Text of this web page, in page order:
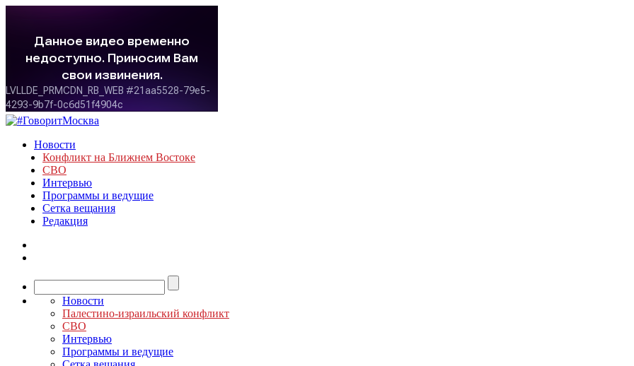
Новости
Конфликт на Ближнем Востоке
СВО
Интервью
Программы и ведущие
Сетка вещания
Редакция
Новости
Палестино-израильский конфликт
СВО
Интервью
Программы и ведущие